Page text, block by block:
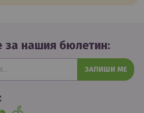
за нашия бюлетин:
ЗАПИШИ МЕ